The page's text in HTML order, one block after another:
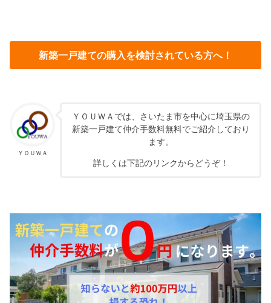
新築一戸建ての購入を検討されている方へ！
ＹＯＵＷＡ
ＹＯＵＷＡでは、さいたま市を中心に埼玉県の
新築一戸建て仲介手数料無料でご紹介しており
ます。
詳しくは下記のリンクからどうぞ！